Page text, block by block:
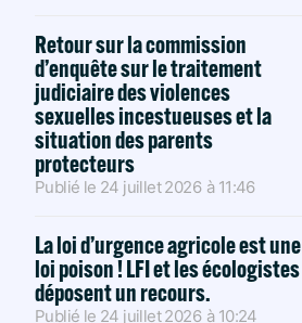
Retour sur la commission
d’enquête sur le traitement
judiciaire des violences
sexuelles incestueuses et la
situation des parents
protecteurs
Publié le 24 juillet 2026 à 11:46
La loi d’urgence agricole est une
loi poison ! LFI et les écologistes
déposent un recours.
Publié le 24 juillet 2026 à 10:24